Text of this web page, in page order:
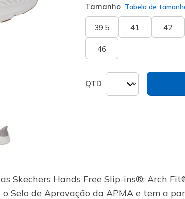
Tamanho Tabela de
39.5 41 42
46
QTD
Hands Free Slip-ins®: Arch
Selo de Aprovação da APMA e tem a